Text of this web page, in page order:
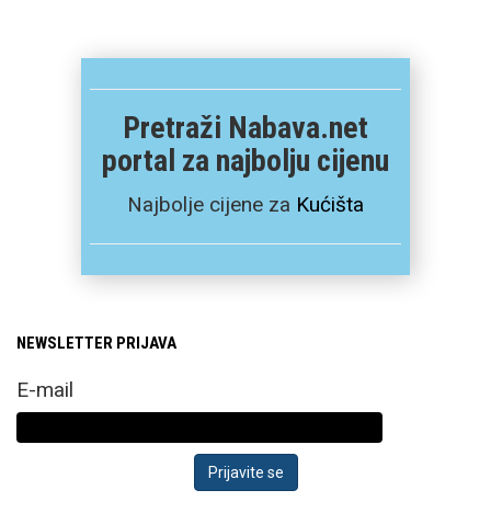
Pretraži Nabava.net
portal za najbolju cijenu
Najbolje cijene za Kućišta
NEWSLETTER PRIJAVA
E-mail